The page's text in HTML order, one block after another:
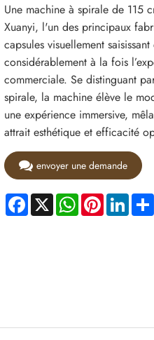
Une machine à spirale de 115
Xuanyi, l'un des principaux
capsules visuellement
considérablement à la fois
commerciale. Se distinguant
spirale, la machine élève le
une expérience immersive,
attrait esthétique et efficacité
envoyer une demande
Facebook
X WhatsApp
Pinterest